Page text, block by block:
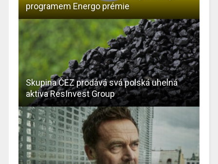
programem Energo prémie
Skupina ČEZ prodává svá polská uhelná
aktiva ResInvest Group